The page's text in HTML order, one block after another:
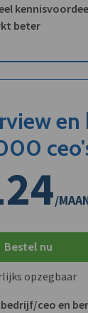
beter
en
/
Bestel nu
opzegbaar
ceo en